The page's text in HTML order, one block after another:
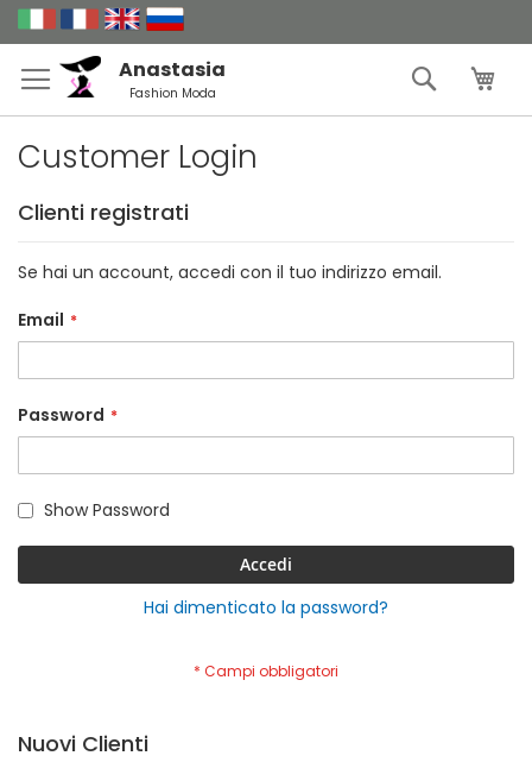
Salta
al
contenuto
Anastasia
Fashion Moda
Search
Customer Login
Clienti registrati
Se hai un account, accedi con il tuo indirizzo email.
Email
Password
Show Password
Accedi
Hai dimenticato la password?
Nuovi Clienti